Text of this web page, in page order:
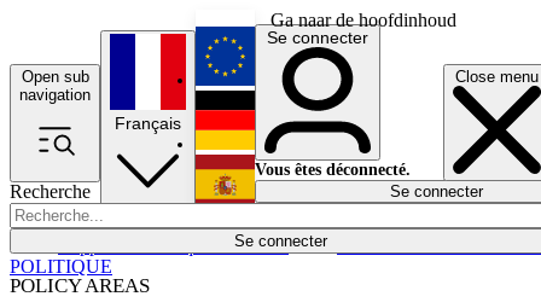
Ga naar de hoofdinhoud
Open sub
navigation
Close menu
Recherche
Se connecter
POLICY AREAS
Économie
Français
English
Deutsch
Español
Se connecter
Vous êtes déconnecté.
Se connecter
POLITIQUE